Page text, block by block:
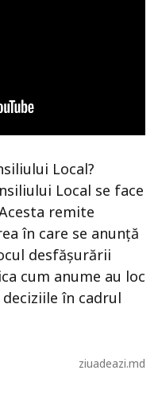
Local?
Local se face
remite
în care se anunță
desfășurării
cum anume au loc
în cadrul
ziuadeazi.md